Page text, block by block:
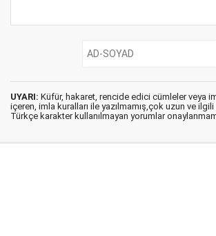
UYARI: Küfür, hakaret, rencide edici cümleler veya
içeren, imla kuralları ile yazılmamış,çok uzun ve
Türkçe karakter kullanılmayan yorumlar